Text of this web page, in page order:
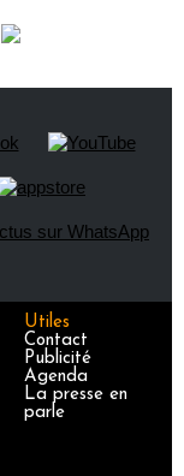
Utiles
Contact
Publicité
Agenda
La presse en
parle